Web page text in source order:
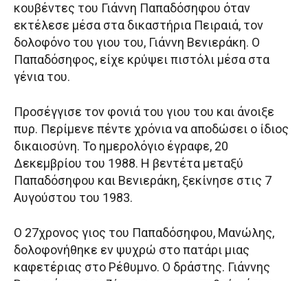
κουβέντες του Γιάννη Παπαδόσηφου όταν
εκτέλεσε μέσα στα δικαστήρια Πειραιά, τον
δολοφόνο του γιου του, Γιάννη Βενιεράκη. Ο
Παπαδόσηφος, είχε κρύψει πιστόλι μέσα στα
γένια του.
Προσέγγισε τον φονιά του γιου του και άνοιξε
πυρ. Περίμενε πέντε χρόνια να αποδώσει ο ίδιος
δικαιοσύνη. Το ημερολόγιο έγραφε, 20
Δεκεμβρίου του 1988. Η βεντέτα μεταξύ
Παπαδόσηφου και Βενιεράκη, ξεκίνησε στις 7
Αυγούστου του 1983.
Ο 27χρονος γιος του Παπαδόσηφου, Μανώλης,
δολοφονήθηκε εν ψυχρώ στο πατάρι μιας
καφετέριας στο Ρέθυμνο. Ο δράστης. Γιάννης